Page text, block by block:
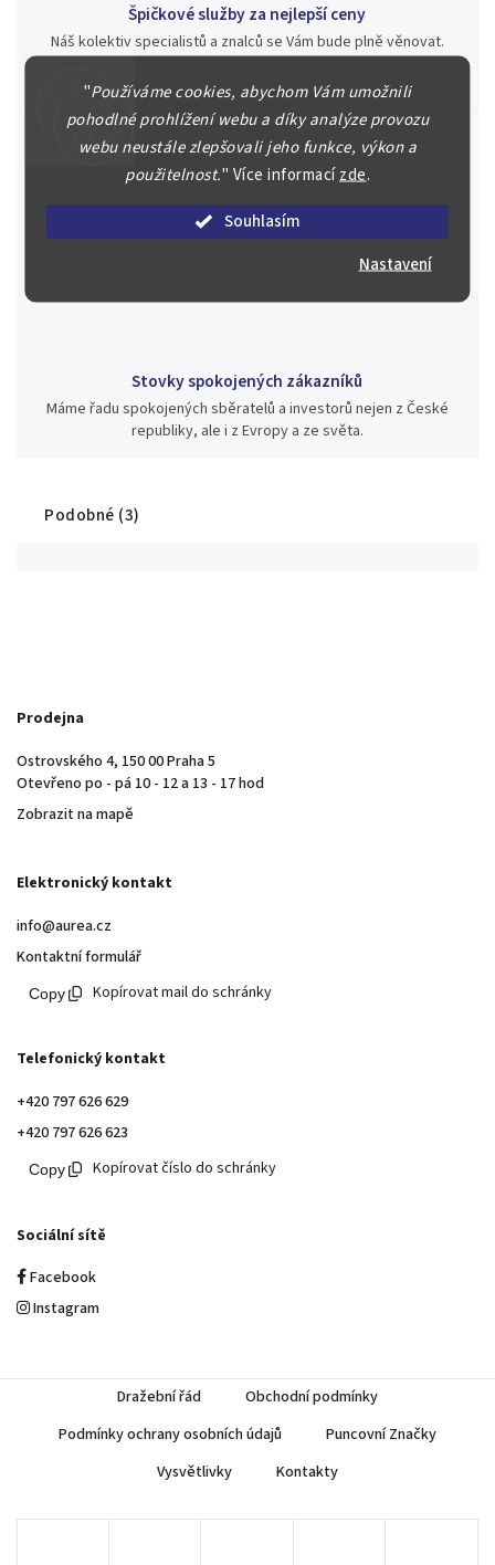
"Používáme cookies, abychom Vám umožnili
pohodlné prohlížení webu a díky analýze provozu
webu neustále zlepšovali jeho funkce, výkon a
použitelnost." Více informacízde.
Souhlasím
Nastavení
Špičkové služby za nejlepší ceny
Náš kolektiv specialistů a znalců se Vám bude plně věnovat.
Posoudíme kvalitu a pravost Vašeho materiálu, prodáme v naší
aukci nebo Vám poradíme kam investovat.
Během té doby jsme v našich aukcích prodali významné sbírky i
Stovky spokojených zákazníků
Máme řadu spokojených sběratelů a investorů nejen z České
republiky, ale i z Evropy a ze světa.
Podobné (3)
Prodejna
Ostrovského 4, 150 00 Praha 5
Otevřeno po - pá 10 - 12 a 13 - 17 hod
Zobrazit na mapě
Elektronický kontakt
info@aurea.cz
Kontaktní formulář
Kopírovat mail do schránky
Telefonický kontakt
+420 797 626 629
+420 797 626 623
Kopírovat číslo do schránky
Sociální sítě
Facebook
Instagram
Dražební řád
Obchodní podmínky
Podmínky ochrany osobních údajů
Puncovní Značky
Vysvětlivky
Kontakty